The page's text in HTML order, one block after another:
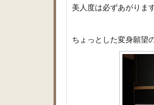
美人度は必ずあがります
ちょっとした変身願望